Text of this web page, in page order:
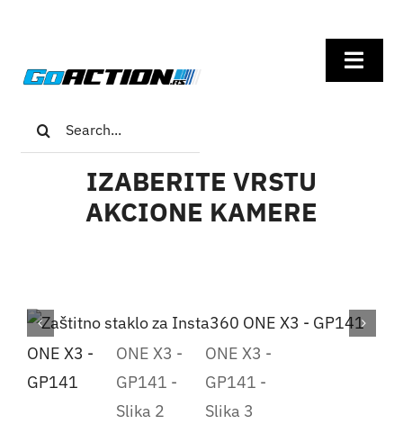
content
Home
DJI
Search
for:
IZABERITE VRSTU
AKCIONE KAMERE